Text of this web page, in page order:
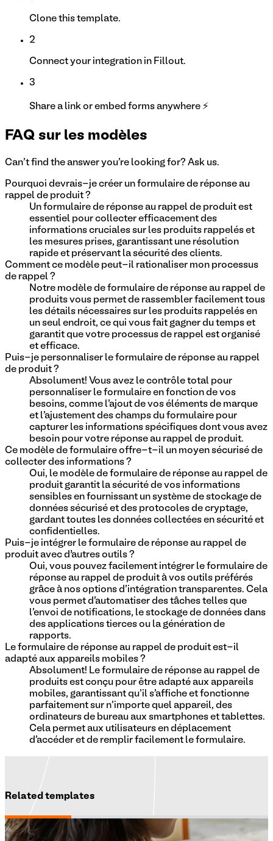
Clone this template.
2
Connect your integration in Fillout.
3
Share a link or embed forms anywhere ⚡
FAQ sur les modèles
Can't find the answer you're looking for? Ask us.
Pourquoi devrais-je créer un formulaire de réponse au
rappel de produit ?
Un formulaire de réponse au rappel de produit est
essentiel pour collecter efficacement des
informations cruciales sur les produits rappelés et
les mesures prises, garantissant une résolution
rapide et préservant la sécurité des clients.
Comment ce modèle peut-il rationaliser mon processus
de rappel ?
Notre modèle de formulaire de réponse au rappel de
produits vous permet de rassembler facilement tous
les détails nécessaires sur les produits rappelés en
un seul endroit, ce qui vous fait gagner du temps et
garantit que votre processus de rappel est organisé
et efficace.
Puis-je personnaliser le formulaire de réponse au rappel
de produit ?
Absolument! Vous avez le contrôle total pour
personnaliser le formulaire en fonction de vos
besoins, comme l'ajout de vos éléments de marque
et l'ajustement des champs du formulaire pour
capturer les informations spécifiques dont vous avez
besoin pour votre réponse au rappel de produit.
Ce modèle de formulaire offre-t-il un moyen sécurisé de
collecter des informations ?
Oui, le modèle de formulaire de réponse au rappel de
produit garantit la sécurité de vos informations
sensibles en fournissant un système de stockage de
données sécurisé et des protocoles de cryptage,
gardant toutes les données collectées en sécurité et
confidentielles.
Puis-je intégrer le formulaire de réponse au rappel de
produit avec d’autres outils ?
Oui, vous pouvez facilement intégrer le formulaire de
réponse au rappel de produit à vos outils préférés
grâce à nos options d'intégration transparentes. Cela
vous permet d'automatiser des tâches telles que
l'envoi de notifications, le stockage de données dans
des applications tierces ou la génération de
rapports.
Le formulaire de réponse au rappel de produit est-il
adapté aux appareils mobiles ?
Absolument! Le formulaire de réponse au rappel de
produits est conçu pour être adapté aux appareils
mobiles, garantissant qu'il s'affiche et fonctionne
parfaitement sur n'importe quel appareil, des
ordinateurs de bureau aux smartphones et tablettes.
Cela permet aux utilisateurs en déplacement
d'accéder et de remplir facilement le formulaire.
Related templates